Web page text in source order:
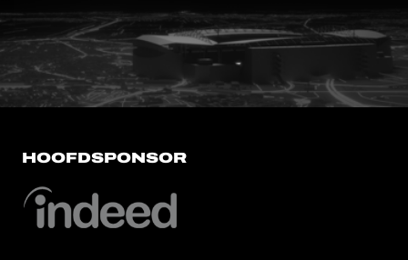
FC Utrecht<br>vanuit<br>het
HOOFDSPONSOR